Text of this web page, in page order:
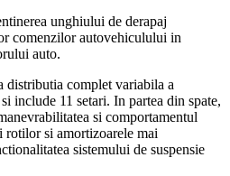
unghiului de derapaj
comenzilor autovehiculului in
auto.
complet variabila a
include 11 setari. In partea din spate,
si comportamentul
rotilor si amortizoarele mai
sistemului de suspensie